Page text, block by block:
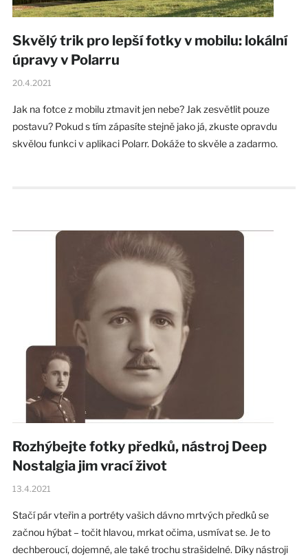
Skvělý trik pro lepší fotky v mobilu: lokální
úpravy v Polarru
20.4.2021
Jak na fotce z mobilu ztmavit jen nebe? Jak zesvětlit pouze
postavu? Pokud s tím zápasíte stejně jako já, zkuste opravdu
skvělou funkci v aplikaci Polarr. Dokáže to skvěle a zadarmo.
Rozhýbejte fotky předků, nástroj Deep
Nostalgia jim vrací život
13.4.2021
Stačí pár vteřin a portréty vašich dávno mrtvých předků se
začnou hýbat – točit hlavou, mrkat očima, usmívat se. Je to
dechberoucí, dojemné, ale také trochu strašidelné. Díky nástroji